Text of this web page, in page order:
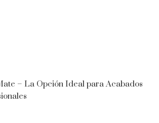
– La Opción Ideal para Acabados